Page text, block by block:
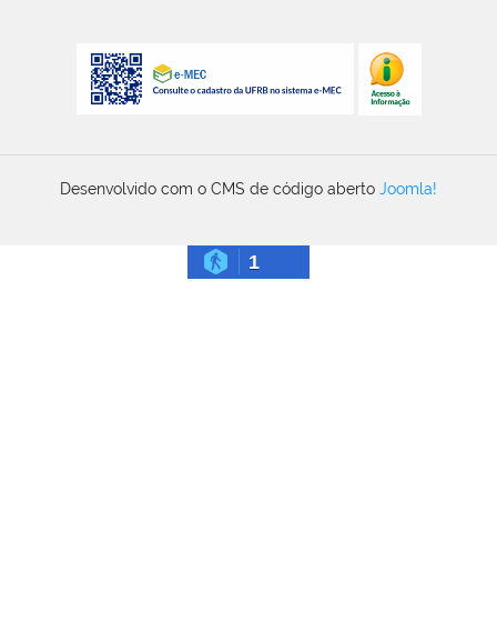
Desenvolvido com o CMS de código aberto Joomla!
1